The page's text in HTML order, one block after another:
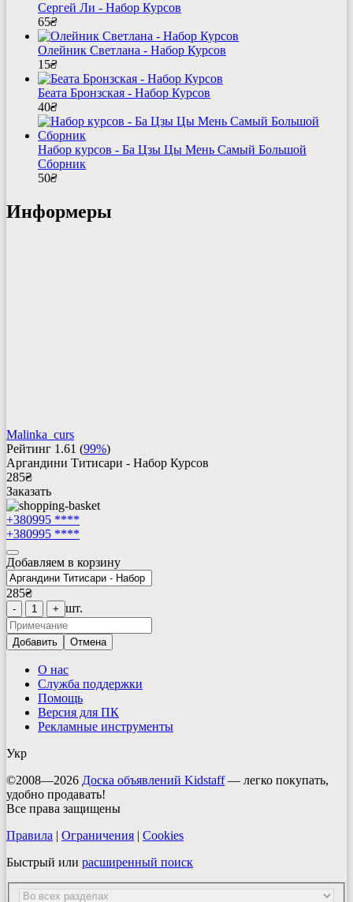
Сергей Ли - Набор Курсов
65₴
Олейник Светлана - Набор Курсов
15₴
Беата Бронзская - Набор Курсов
40₴
Набор курсов - Ба Цзы Цы Мень Самый Большой
Сборник
50₴
Информеры
Malinka_curs
Рейтинг 1.61 (99%)
Аргандини Титисари - Набор Курсов
285₴
Заказать
+380995 ****
+380995 ****
Добавляем в корзину
285₴
- 1 + шт.
Добавить Отмена
О нас
Служба поддержки
Помощь
Версия для ПК
Рекламные инструменты
Укр
©2008—2026 Доска объявлений Kidstaff— легко покупать,
удобно продавать!
Все права защищены
Правила | Ограничения | Cookies
Быстрый или расширенный поиск